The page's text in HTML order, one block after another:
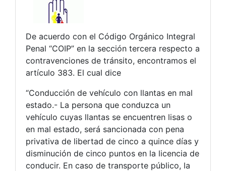
De acuerdo con el Código Orgánico Integral
Penal “COIP” en la sección tercera respecto a
contravenciones de tránsito, encontramos el
artículo 383. El cual dice
“Conducción de vehículo con llantas en mal
estado.- La persona que conduzca un
vehículo cuyas llantas se encuentren lisas o
en mal estado, será sancionada con pena
privativa de libertad de cinco a quince días y
disminución de cinco puntos en la licencia de
conducir. En caso de transporte público, la